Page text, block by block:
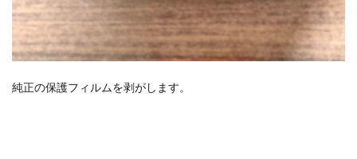
純正の保護フィルムを剥がします。